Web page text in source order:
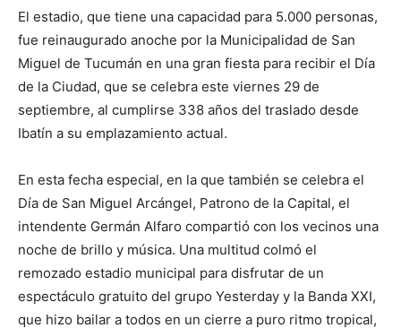
El estadio, que tiene una capacidad para 5.000 personas,
fue reinaugurado anoche por la Municipalidad de San
Miguel de Tucumán en una gran fiesta para recibir el Día
de la Ciudad, que se celebra este viernes 29 de
septiembre, al cumplirse 338 años del traslado desde
Ibatín a su emplazamiento actual.
En esta fecha especial, en la que también se celebra el
Día de San Miguel Arcángel, Patrono de la Capital, el
intendente Germán Alfaro compartió con los vecinos una
noche de brillo y música. Una multitud colmó el
remozado estadio municipal para disfrutar de un
espectáculo gratuito del grupo Yesterday y la Banda XXI,
que hizo bailar a todos en un cierre a puro ritmo tropical,